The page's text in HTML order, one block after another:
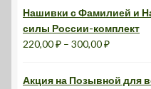
160,00 ₽
Нашивки с Фамилией и
силы России-комплект
220,00₽ – 300,00₽Диапазон
220,00 ₽
Акция на Позывной для